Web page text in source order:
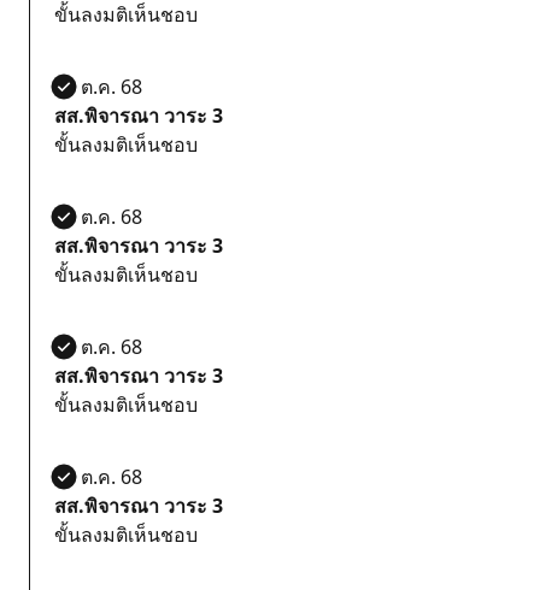
ขั้นลงมติเห็นชอบ
21 ต.ค. 68
สส.พิจารณา วาระ 3
ขั้นลงมติเห็นชอบ
21 ต.ค. 68
สส.พิจารณา วาระ 3
ขั้นลงมติเห็นชอบ
21 ต.ค. 68
สส.พิจารณา วาระ 3
ขั้นลงมติเห็นชอบ
21 ต.ค. 68
สส.พิจารณา วาระ 3
ขั้นลงมติเห็นชอบ